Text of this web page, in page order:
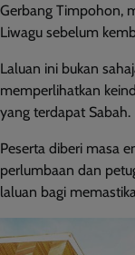
Gerbang Timpohon,
Liwagu sebelum
Laluan ini bukan
memperlihatkan
yang terdapat Sabah.
Peserta diberi masa
perlumbaan dan
laluan bagi